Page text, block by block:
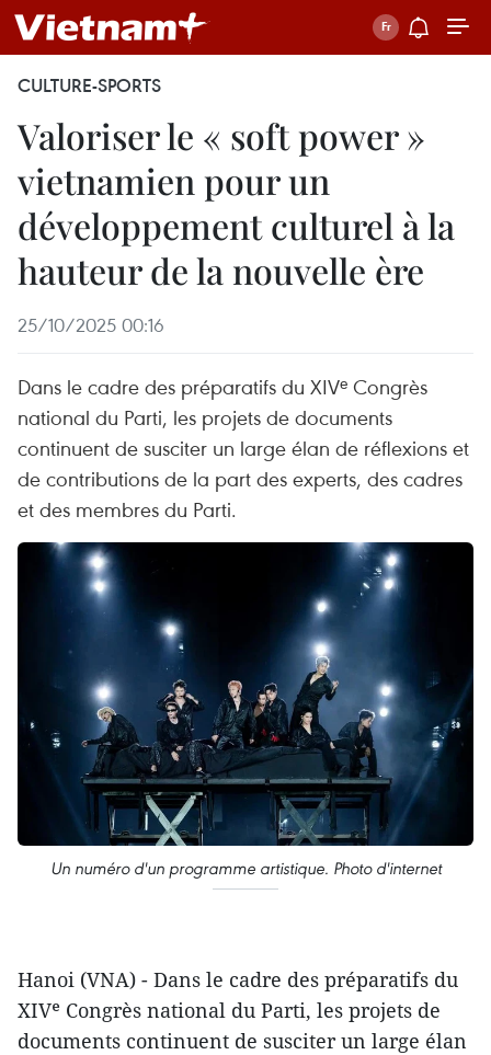
CULTURE-SPORTS
Valoriser le « soft power »
vietnamien pour un
développement culturel à la
hauteur de la nouvelle ère
25/10/2025 00:16
Dans le cadre des préparatifs du XIVᵉ Congrès
national du Parti, les projets de documents
continuent de susciter un large élan de réflexions et
de contributions de la part des experts, des cadres
et des membres du Parti.
Un numéro d'un programme artistique. Photo d'internet
Hanoi (VNA) - Dans le cadre des préparatifs du
XIVᵉ Congrès national du Parti, les projets de
documents continuent de susciter un large élan